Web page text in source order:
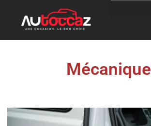
Mécanique